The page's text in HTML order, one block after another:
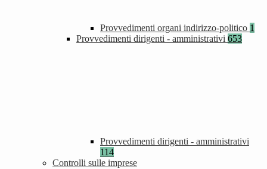
Provvedimenti organi indirizzo-politico 1
Provvedimenti dirigenti - amministrativi 653
Provvedimenti dirigenti - amministrativi
114
Controlli sulle imprese